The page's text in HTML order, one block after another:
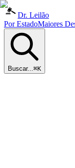
Dr. Leilão
Por EstadoMaiores
Buscar...⌘K